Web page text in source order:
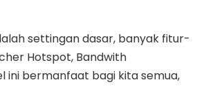
settingan dasar, banyak fitur-
Hotspot, Bandwith
ini bermanfaat bagi kita semua,